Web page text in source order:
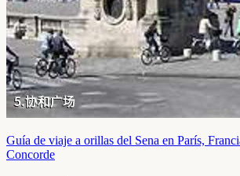
Guía de viaje a orillas del Sena en París,
Concorde